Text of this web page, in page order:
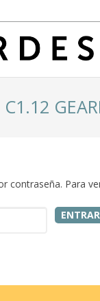
contraseña. Para